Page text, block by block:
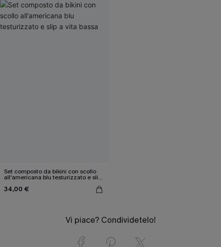
Set composto da bikini con scollo
all'americana blu testurizzato e slip
34,00 €
Vi piace? Condividetelo!